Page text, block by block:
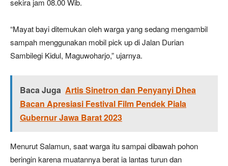
“Mayat bayi ditemukan oleh warga yang sedang mengambil
sampah menggunakan mobil pick up di Jalan Durian
Sambilegi Kidul, Maguwoharjo,” ujarnya.
Baca Juga Artis Sinetron dan Penyanyi Dhea
Bacan Apresiasi Festival Film Pendek Piala
Gubernur Jawa Barat 2023
Menurut Salamun, saat warga itu sampai dibawah pohon
beringin karena muatannya berat ia lantas turun dan